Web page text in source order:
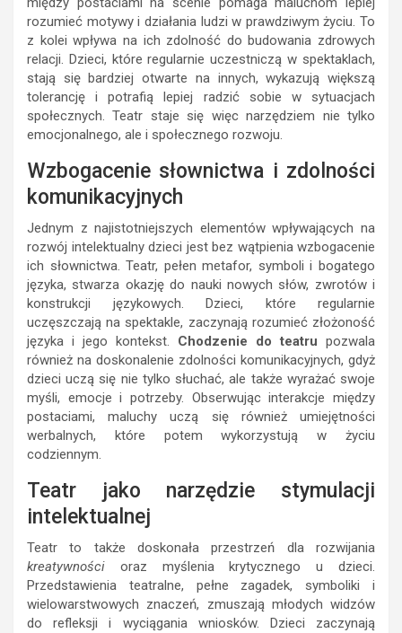
rozumieć motywy i działania ludzi w prawdziwym życiu. To
z kolei wpływa na ich zdolność do budowania zdrowych
relacji. Dzieci, które regularnie uczestniczą w spektaklach,
stają się bardziej otwarte na innych, wykazują większą
tolerancję i potrafią lepiej radzić sobie w sytuacjach
społecznych. Teatr staje się więc narzędziem nie tylko
emocjonalnego, ale i społecznego rozwoju.
Wzbogacenie słownictwa i zdolności
komunikacyjnych
Jednym z najistotniejszych elementów wpływających na
rozwój intelektualny dzieci jest bez wątpienia wzbogacenie
ich słownictwa. Teatr, pełen metafor, symboli i bogatego
języka, stwarza okazję do nauki nowych słów, zwrotów i
konstrukcji językowych. Dzieci, które regularnie
uczęszczają na spektakle, zaczynają rozumieć złożoność
języka i jego kontekst. Chodzenie do teatru pozwala
również na doskonalenie zdolności komunikacyjnych, gdyż
dzieci uczą się nie tylko słuchać, ale także wyrażać swoje
myśli, emocje i potrzeby. Obserwując interakcje między
postaciami, maluchy uczą się również umiejętności
werbalnych, które potem wykorzystują w życiu
codziennym.
Teatr jako narzędzie stymulacji
intelektualnej
Teatr to także doskonała przestrzeń dla rozwijania
kreatywności oraz myślenia krytycznego u dzieci.
Przedstawienia teatralne, pełne zagadek, symboliki i
wielowarstwowych znaczeń, zmuszają młodych widzów
do refleksji i wyciągania wniosków. Dzieci zaczynają